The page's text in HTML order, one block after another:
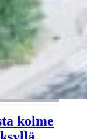
kolme